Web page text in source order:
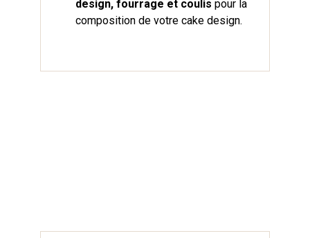
design, fourrage et coulis pour la
composition de votre cake design.